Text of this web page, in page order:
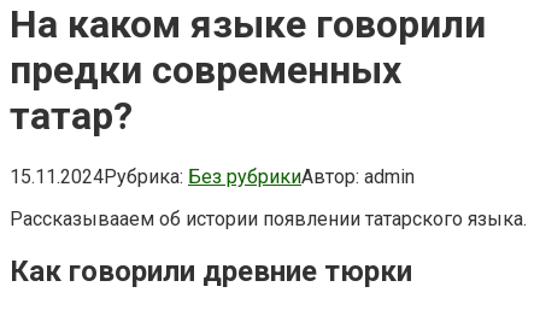
На каком языке говорили
предки современных
татар?
15.11.2024Рубрика: Без рубрикиАвтор: admin
Рассказывааем об истории появлении татарского языка.
Как говорили древние тюрки